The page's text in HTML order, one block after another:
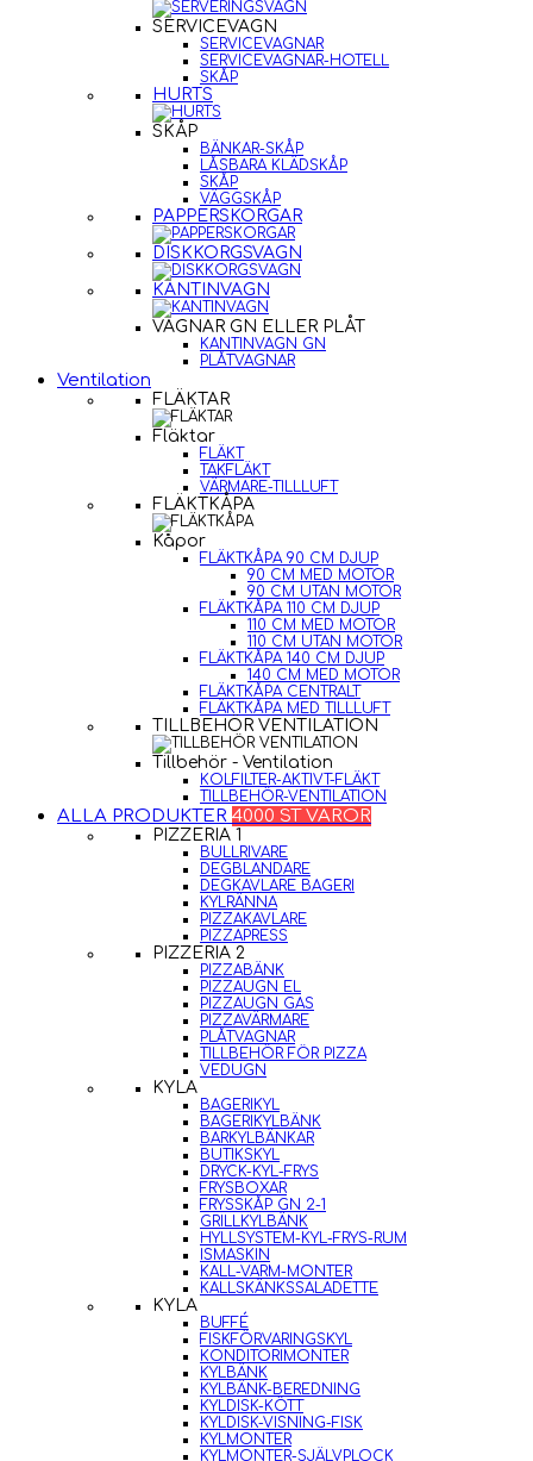
SERVICEVAGN
SERVICEVAGNAR
SERVICEVAGNAR-HOTELL
SKÅP
HURTS
SKÅP
BÄNKAR-SKÅP
LÅSBARA KLÄDSKÅP
SKÅP
VÄGGSKÅP
PAPPERSKORGAR
DISKKORGSVAGN
KANTINVAGN
VAGNAR GN ELLER PLÅT
KANTINVAGN GN
PLÅTVAGNAR
Ventilation
FLÄKTAR
Fläktar
FLÄKT
TAKFLÄKT
VÄRMARE-TILLLUFT
FLÄKTKÅPA
Kåpor
FLÄKTKÅPA 90 CM DJUP
90 CM MED MOTOR
90 CM UTAN MOTOR
FLÄKTKÅPA 110 CM DJUP
110 CM MED MOTOR
110 CM UTAN MOTOR
FLÄKTKÅPA 140 CM DJUP
140 CM MED MOTOR
FLÄKTKÅPA CENTRALT
FLÄKTKÅPA MED TILLLUFT
TILLBEHÖR VENTILATION
Tillbehör - Ventilation
KOLFILTER-AKTIVT-FLÄKT
TILLBEHÖR-VENTILATION
ALLA PRODUKTER 4000 ST VAROR
PIZZERIA 1
BULLRIVARE
DEGBLANDARE
DEGKAVLARE BAGERI
KYLRÄNNA
PIZZAKAVLARE
PIZZAPRESS
PIZZERIA 2
PIZZABÄNK
PIZZAUGN EL
PIZZAUGN GAS
PIZZAVÄRMARE
PLÅTVAGNAR
TILLBEHÖR FÖR PIZZA
VEDUGN
KYLA
BAGERIKYL
BAGERIKYLBÄNK
BARKYLBÄNKAR
BUTIKSKYL
DRYCK-KYL-FRYS
FRYSBOXAR
FRYSSKÅP GN 2-1
GRILLKYLBÄNK
HYLLSYSTEM-KYL-FRYS-RUM
ISMASKIN
KALL-VARM-MONTER
KALLSKÄNKSSALADETTE
KYLA
BUFFÉ
FISKFÖRVARINGSKYL
KONDITORIMONTER
KYLBÄNK
KYLBÄNK-BEREDNING
KYLDISK-KÖTT
KYLDISK-VISNING-FISK
KYLMONTER
KYLMONTER-SJÄLVPLOCK